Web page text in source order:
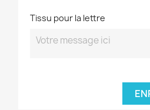
Tissu pour la lettre